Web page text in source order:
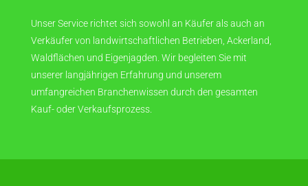
Unser Service richtet sich sowohl an Käufer als auch an
Verkäufer von landwirtschaftlichen Betrieben, Ackerland,
Waldflächen und Eigenjagden. Wir begleiten Sie mit
unserer langjährigen Erfahrung und unserem
umfangreichen Branchenwissen durch den gesamten
Kauf- oder Verkaufsprozess.